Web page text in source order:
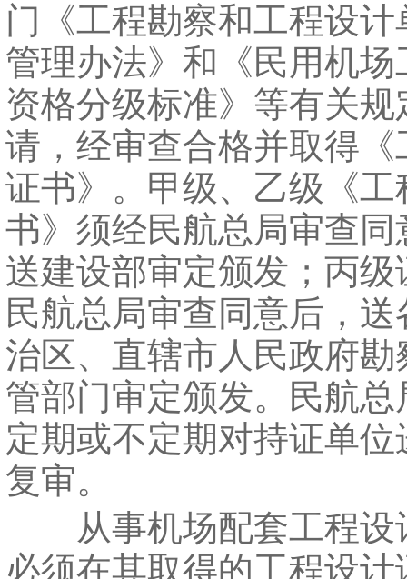
门《工程勘察和工程设计
管理办法》和《民用机场
资格分级标准》等有关规
请，经审查合格并取得《
证书》。甲级、乙级《工
书》须经民航总局审查同
送建设部审定颁发；丙级
民航总局审查同意后，
治区、直辖市人民政府勘
管部门审定颁发。民航总
定期或不定期对持证单位
复审。
从事机场配套工程设
必须在其取得的工程设计